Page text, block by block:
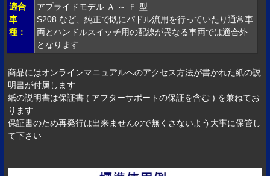
適合
車
種：
アプライドモデル Ａ ～ Ｆ 型
S208 など、純正で既にパドル流用を行っていたり通常車
両とハンドルスイッチ用の配線が異なる車両では適合外
となります
商品にはオンラインマニュアルへのアクセス方法が書かれた紙の説
明書が付属します
紙の説明書は保証書 ( アフターサポートの保証を含む ) を兼ねてお
ります
保証書のため再発行は出来ませんので無くさないよう大事に保管し
て下さい